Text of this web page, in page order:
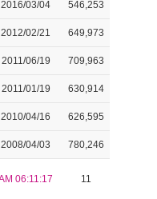
2016/03/04 546,253
2012/02/21 649,973
2011/06/19 709,963
2011/01/19 630,914
2010/04/16 626,595
2008/04/03 780,246
06:11:17 11